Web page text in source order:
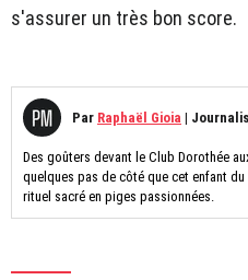
s'assurer un très bon score.
Par Raphaël Gioia |
Des goûters devant le Club Dorothée
quelques pas de côté que cet enfant
rituel sacré en piges passionnées.